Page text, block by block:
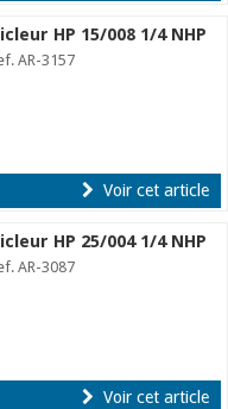
HP 15/008 1/4 NHP
AR-3157
Voir cet article
HP 25/004 1/4 NHP
AR-3087
Voir cet article